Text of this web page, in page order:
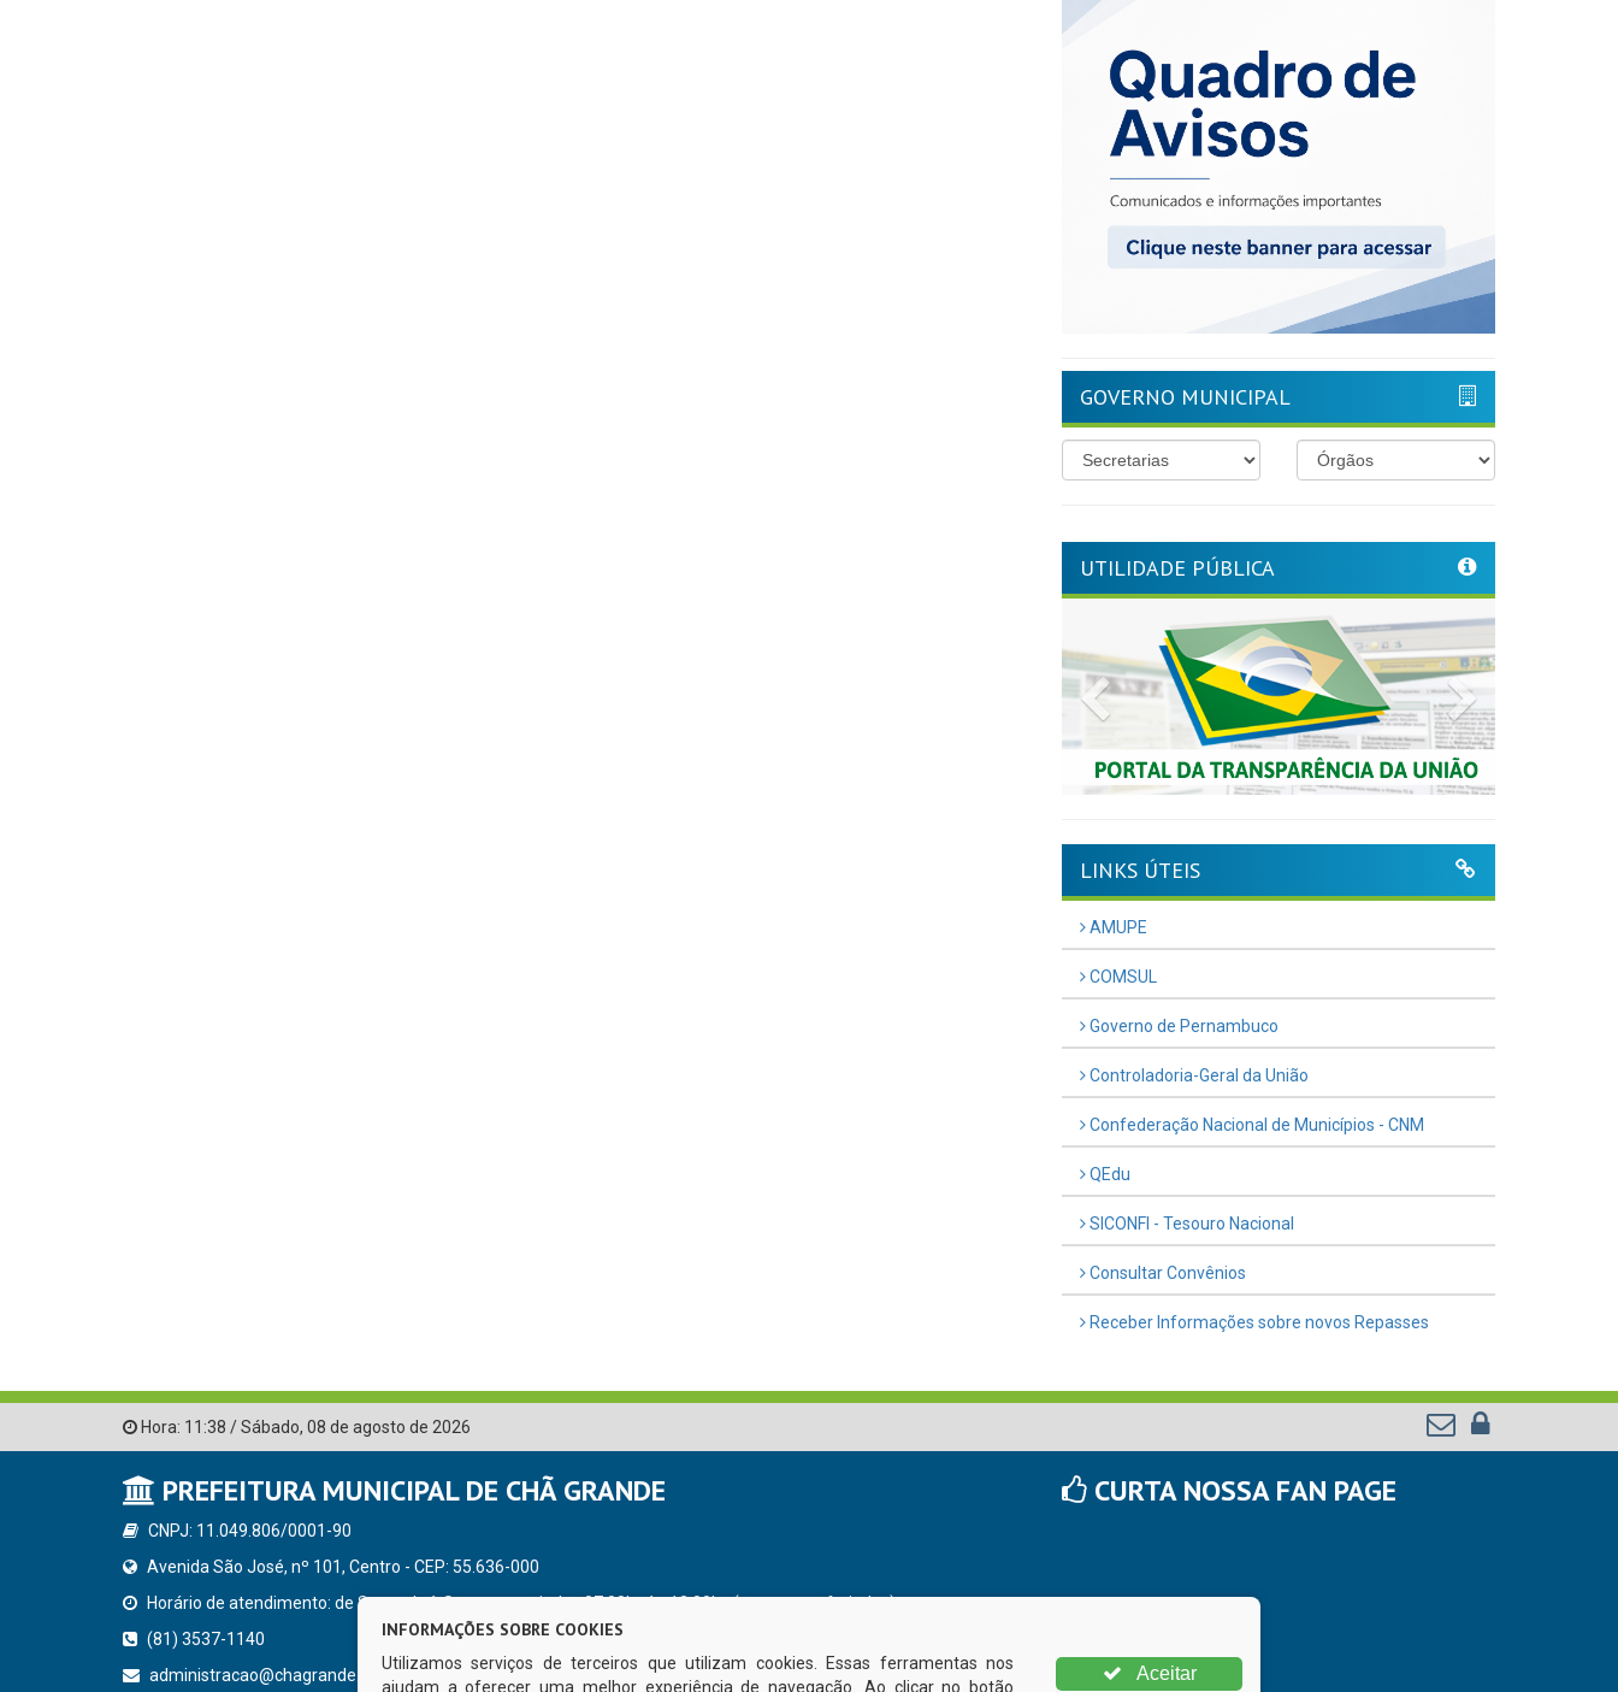
GOVERNO MUNICIPAL
UTILIDADE PÚBLICA
Previous
LINKS ÚTEIS
AMUPE
COMSUL
Governo de Pernambuco
Controladoria-Geral da União
Confederação Nacional de Municípios - CNM
QEdu
SICONFI - Tesouro Nacional
Consultar Convênios
Receber Informações sobre novos Repasses
Hora: 11:38 /Sábado, 08 de agosto de 2026
PREFEITURA MUNICIPAL DE CHÃ GRANDE
CNPJ: 11.049.806/0001-90
Avenida São José, nº 101, Centro - CEP: 55.636-000
Horário de atendimento: de Segunda à Sexta, a partir das 07:00hs às 13:00hs (exceto nos feriados)
(81) 3537-1140
administracao@chagrande.pe.gov.br
CURTA NOSSA FAN PAGE
INFORMAÇÕES SOBRE COOKIES
Utilizamos serviços de terceiros que utilizam cookies. Essas ferramentas nos
ajudam a oferecer uma melhor experiência de navegação. Ao clicar no botão
Aceitar